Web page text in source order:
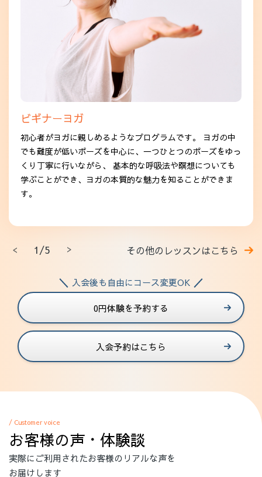
ビギナーヨガ
初心者がヨガに親しめるようなプログラムです。 ヨガの中
でも難度が低いポーズを中心に、一つひとつのポーズをゆっ
くり丁寧に行いながら、 基本的な呼吸法や瞑想についても
学ぶことができ、ヨガの本質的な魅力を知ることができま
す。
1/5 その他のレッスンはこちら
入会後も自由にコース変更OK
0円体験を予約する
入会予約はこちら
/ Customer voice
お客様の声・体験談
実際にご利用されたお客様のリアルな声を
お届けします